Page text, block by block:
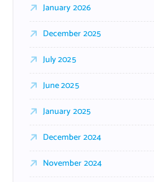
January 2026
December 2025
July 2025
June 2025
January 2025
December 2024
November 2024